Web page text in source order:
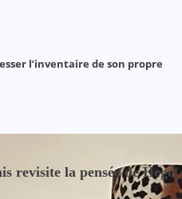
l’inventaire de son propre
revisite la pensée de Hegel